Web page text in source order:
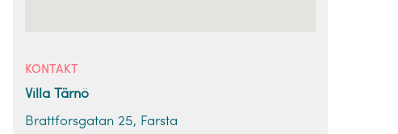
KONTAKT
Villa Tärnö
Brattforsgatan 25, Farsta